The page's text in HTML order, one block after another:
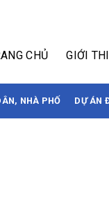
CHỦ
GIỚI
NHÀ PHỐ DỰ ÁN